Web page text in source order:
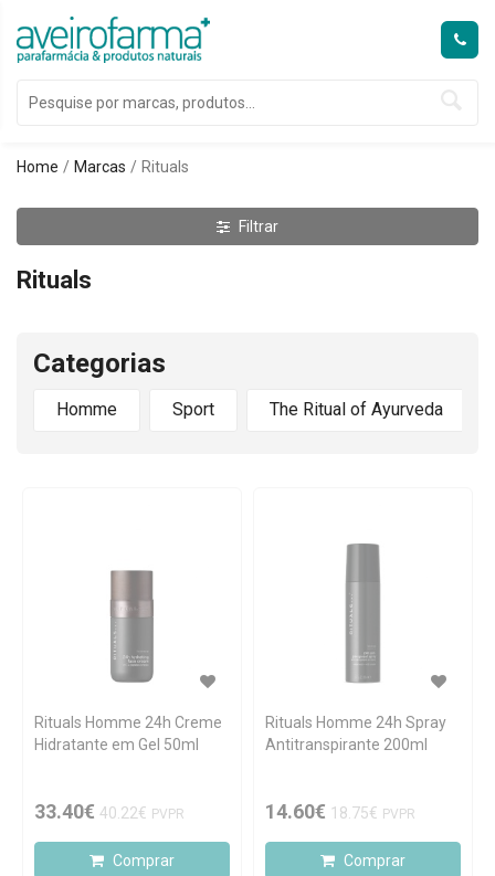
Home Marcas Rituals
Filtrar
Rituals
Categorias
Homme Sport The Ritual of Ayurveda
Rituals Homme 24h Creme
Hidratante em Gel 50ml
33.40€ 40.22€ PVPR
Comprar
Rituals Homme 24h Spray
Antitranspirante 200ml
14.60€ 18.75€ PVPR
Comprar